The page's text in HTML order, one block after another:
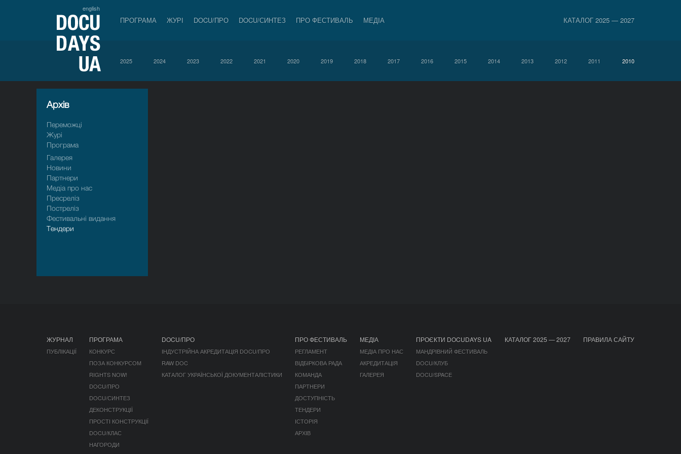
english
ПРОГРАМА ЖУРІ DOCU/ПРО DOCU/СИНТЕЗ ПРО ФЕСТИВАЛЬ МЕДІА КАТАЛОГ 2025 — 2027
2025 2024 2023 2022 2021 2020 2019 2018 2017 2016 2015 2014 2013 2012 2011 2010
Архiв
Переможці
Журі
Програма
Галерея
Новини
Партнери
Медіа про нас
Пресрелiз
Пострелiз
Фестивальні видання
Тендери
ЖУРНАЛ
ПУБЛІКАЦІЇ
ПРОГРАМА
КОНКУРС
ПОЗА КОНКУРСОМ
RIGHTS NOW!
DOCU/ПРО
DOCU/СИНТЕЗ
ДЕКОНСТРУКЦІЇ
ПРОСТІ КОНСТРУКЦІЇ
DOCU/КЛАС
НАГОРОДИ
DOCU/ПРО
ІНДУСТРІЙНА АКРЕДИТАЦІЯ DOCU/ПРО
RAW DOC
КАТАЛОГ УКРАЇНСЬКОЇ ДОКУМЕНТАЛІСТИКИ
ПРО ФЕСТИВАЛЬ
РЕГЛАМЕНТ
ВІДБІРКОВА РАДА
КОМАНДА
ПАРТНЕРИ
ДОСТУПНІСТЬ
ТЕНДЕРИ
ІСТОРІЯ
АРХІВ
МЕДІА
МЕДІА ПРО НАС
АКРЕДИТАЦІЯ
ГАЛЕРЕЯ
ПРОЄКТИ DOCUDAYS UA
МАНДРІВНИЙ ФЕСТИВАЛЬ
DOCU/КЛУБ
DOCU/SPACE
КАТАЛОГ 2025 — 2027 ПРАВИЛА САЙТУ